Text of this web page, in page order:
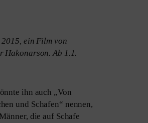
ein Film von
Hakonarson. Ab 1.1.
ihn auch „Von
und Schafen“ nen­nen,
die auf Schafe